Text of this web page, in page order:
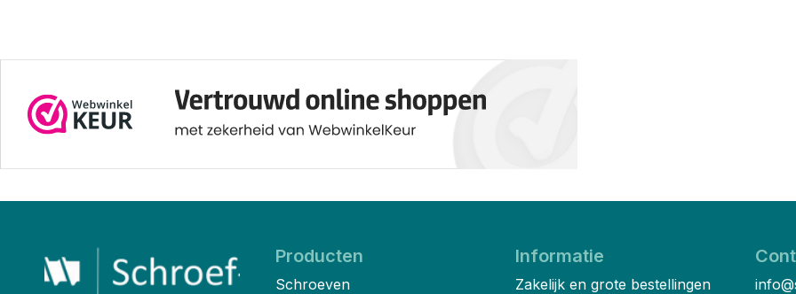
Producten
Schroeven
Informatie
Zakelijk en grote bestellingen